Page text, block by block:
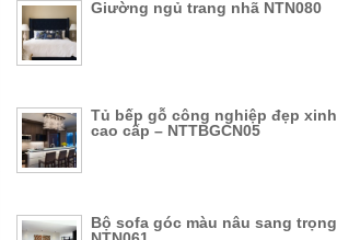
Giường ngủ trang nhã NTN080
Tủ bếp gỗ công nghiệp đẹp xinh
cao cấp – NTTBGCN05
Bộ sofa góc màu nâu sang trọng